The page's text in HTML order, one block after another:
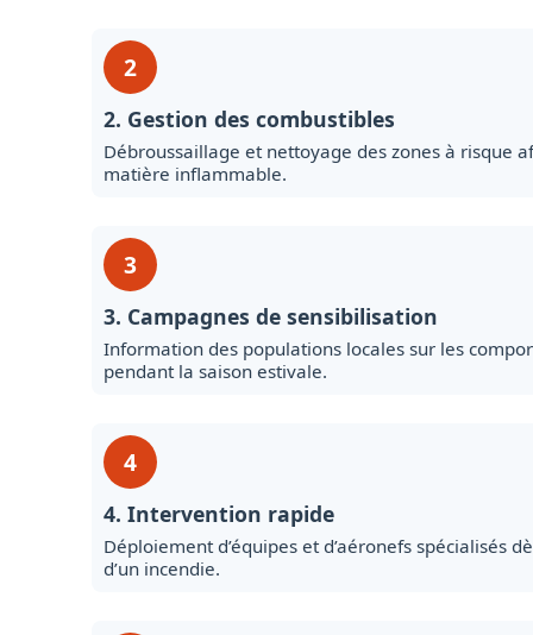
2
2. Gestion des combustibles
Débroussaillage et nettoyage des zones à risque
matière inflammable.
3
3. Campagnes de sensibilisation
Information des populations locales sur les
pendant la saison estivale.
4
4. Intervention rapide
Déploiement d’équipes et d’aéronefs spécialisés
d’un incendie.